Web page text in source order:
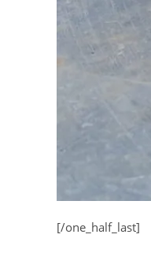
[/one_half_last]